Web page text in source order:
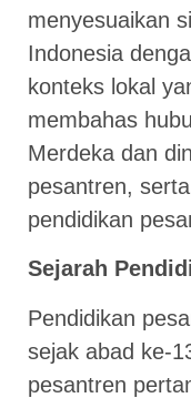
menyesuaikan
Indonesia
konteks lokal
membahas
Merdeka dan
pesantren,
pendidikan
Sejarah
Pendidikan
sejak abad ke-
pesantren